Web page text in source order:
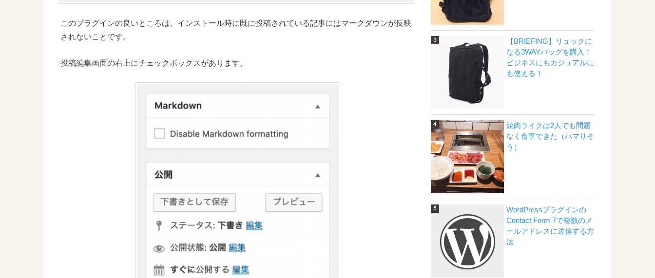
このプラグインの良いところは、インストール時に既に投稿されている記事にはマークダウンが反映
されないことです。
投稿編集画面の右上にチェックボックスがあります。
【BRIEFING】リュックに
なる3WAYバッグを購入！
ビジネスにもカジュアルに
も使える！
焼肉ライクは2人でも問題
なく食事できた（ハマりそ
う）
WordPressプラグインの
Contact Form 7で複数のメ
ールアドレスに送信する方
法